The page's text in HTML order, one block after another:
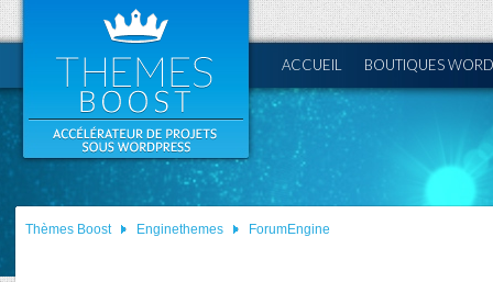
ACCUEIL BOUTIQUES
Thèmes Boost Enginethemes ForumEngine